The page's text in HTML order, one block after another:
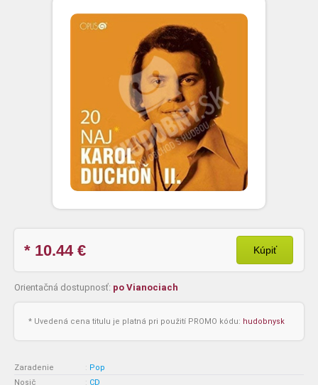
* 10.44€ Kúpiť
Orientačná dostupnosť: po Vianociach
* Uvedená cena titulu je platná pri použití PROMO kódu: hudobnysk
Zaradenie : Pop
Nosič
: CD